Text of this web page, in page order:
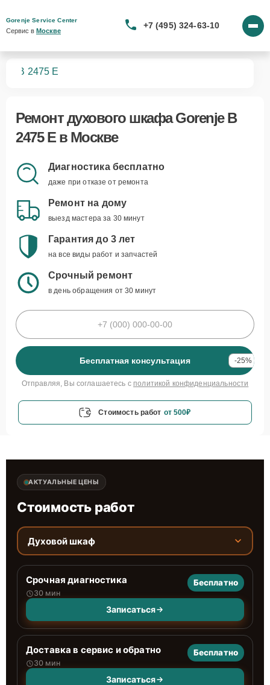
Gorenje Service Center
Сервис в Москве
+7 (495) 324-63-10
B 2475 E
Ремонтдухового шкафа Gorenje B
2475 Eв Москве
Диагностика бесплатно
даже при отказе от ремонта
Ремонт на дому
выезд мастера за 30 минут
Гарантия до 3 лет
на все виды работ и запчастей
Срочный ремонт
в день обращения от 30 минут
Бесплатная консультация -25%
Отправляя, Вы соглашаетесь с политикой конфиденциальности
Стоимость работ от 500₽
АКТУАЛЬНЫЕ ЦЕНЫ
Стоимость работ
Духовой шкаф
Срочная диагностика
30 мин
Бесплатно
Записаться
Доставка в сервис и обратно
30 мин
Бесплатно
Записаться